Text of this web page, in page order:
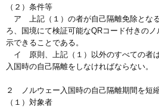
（２）条件等
ア 上記（１）の者が自己隔離免除とな
ろ、国境にて検証可能なQRコード付きの
示できることである。
イ 原則、上記（１）以外のすべての者
入国時の自己隔離をしなければならない。
２ ノルウェー入国時の自己隔離期間を短
（１）対象者